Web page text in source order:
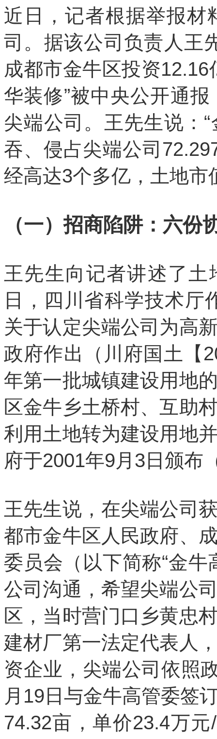
近日，记者根据举报材
司。据该公司负责人王
成都市金牛区投资
华装修”被中央公开通
尖端公司。王先生说：
吞、侵占尖端公司
经高达3个多亿，土地市
（一）招商陷阱：六份
王先生向记者讲述了
日，四川省科学技术厅
关于认定尖端公司为高
政府作出（川府国土【
年第一批城镇建设用地
区金牛乡土桥村、互助
利用土地转为建设用地
府于2001年9月3日颁布
王先生说，在尖端公司
都市金牛区人民政府、
委员会（以下简称“金
公司沟通，希望尖端公
区，当时营门口乡黄忠
建材厂第一法定代表人
资企业，尖端公司依照
月19日与金牛高管委签
74.32亩，单价23.4万